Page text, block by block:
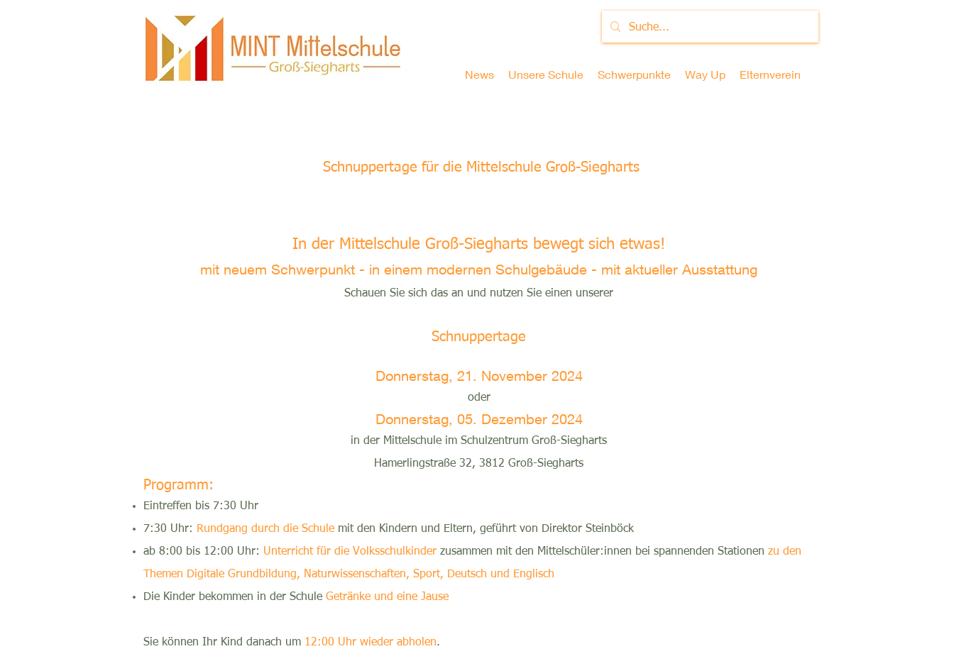
News Unsere Schule Schwerpunkte Way Up Elternverein
Schnuppertage für die Mittelschule Groß-Siegharts
In der Mittelschule Groß-Siegharts bewegt sich etwas!
mit neuem Schwerpunkt - in einem modernen Schulgebäude - mit aktueller Ausstattung
Schauen Sie sich das an und nutzen Sie einen unserer
Schnuppertage
Donnerstag, 21. November 2024
oder
Donnerstag, 05. Dezember 2024
in der Mittelschule im Schulzentrum Groß-Siegharts
Hamerlingstraße 32, 3812 Groß-Siegharts
Programm:
Eintreffen bis 7:30 Uhr
7:30 Uhr: Rundgang durch die Schule mit den Kindern und Eltern, geführt von Direktor Steinböck
ab 8:00 bis 12:00 Uhr: Unterricht für die Volksschulkinder zusammen mit den Mittelschüler:innen bei spannenden Stationen zu den
Themen Digitale Grundbildung, Naturwissenschaften, Sport, Deutsch und Englisch
Die Kinder bekommen in der Schule Getränke und eine Jause
Sie können Ihr Kind danach um 12:00 Uhr wieder abholen.